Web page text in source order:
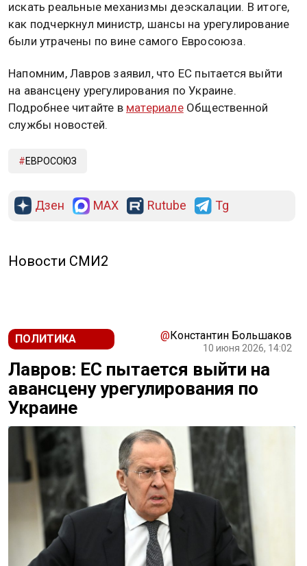
искать реальные механизмы деэскалации. В итоге,
как подчеркнул министр, шансы на урегулирование
были утрачены по вине самого Евросоюза.
Напомним, Лавров заявил, что ЕС пытается выйти
на авансцену урегулирования по Украине.
Подробнее читайте в материалеОбщественной
службы новостей.
ЕВРОСОЮЗ
Дзен MAX Rutube Tg
Новости СМИ2
ПОЛИТИКА @Константин Большаков
10 июня 2026, 14:02
Лавров: ЕС пытается выйти на
авансцену урегулирования по
Украине